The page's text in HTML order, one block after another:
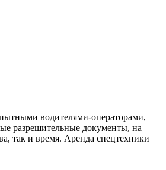
водителями-операторами,
разрешительные документы, на
так и время. Аренда спецтехники